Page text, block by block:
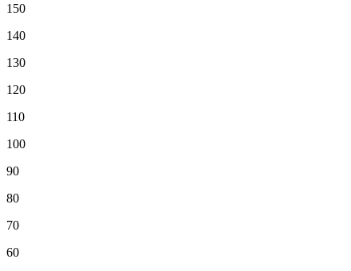
150
140
130
120
110
100
90
80
70
60